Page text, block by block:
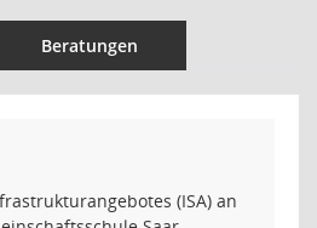
Beratungen
(ISA) an